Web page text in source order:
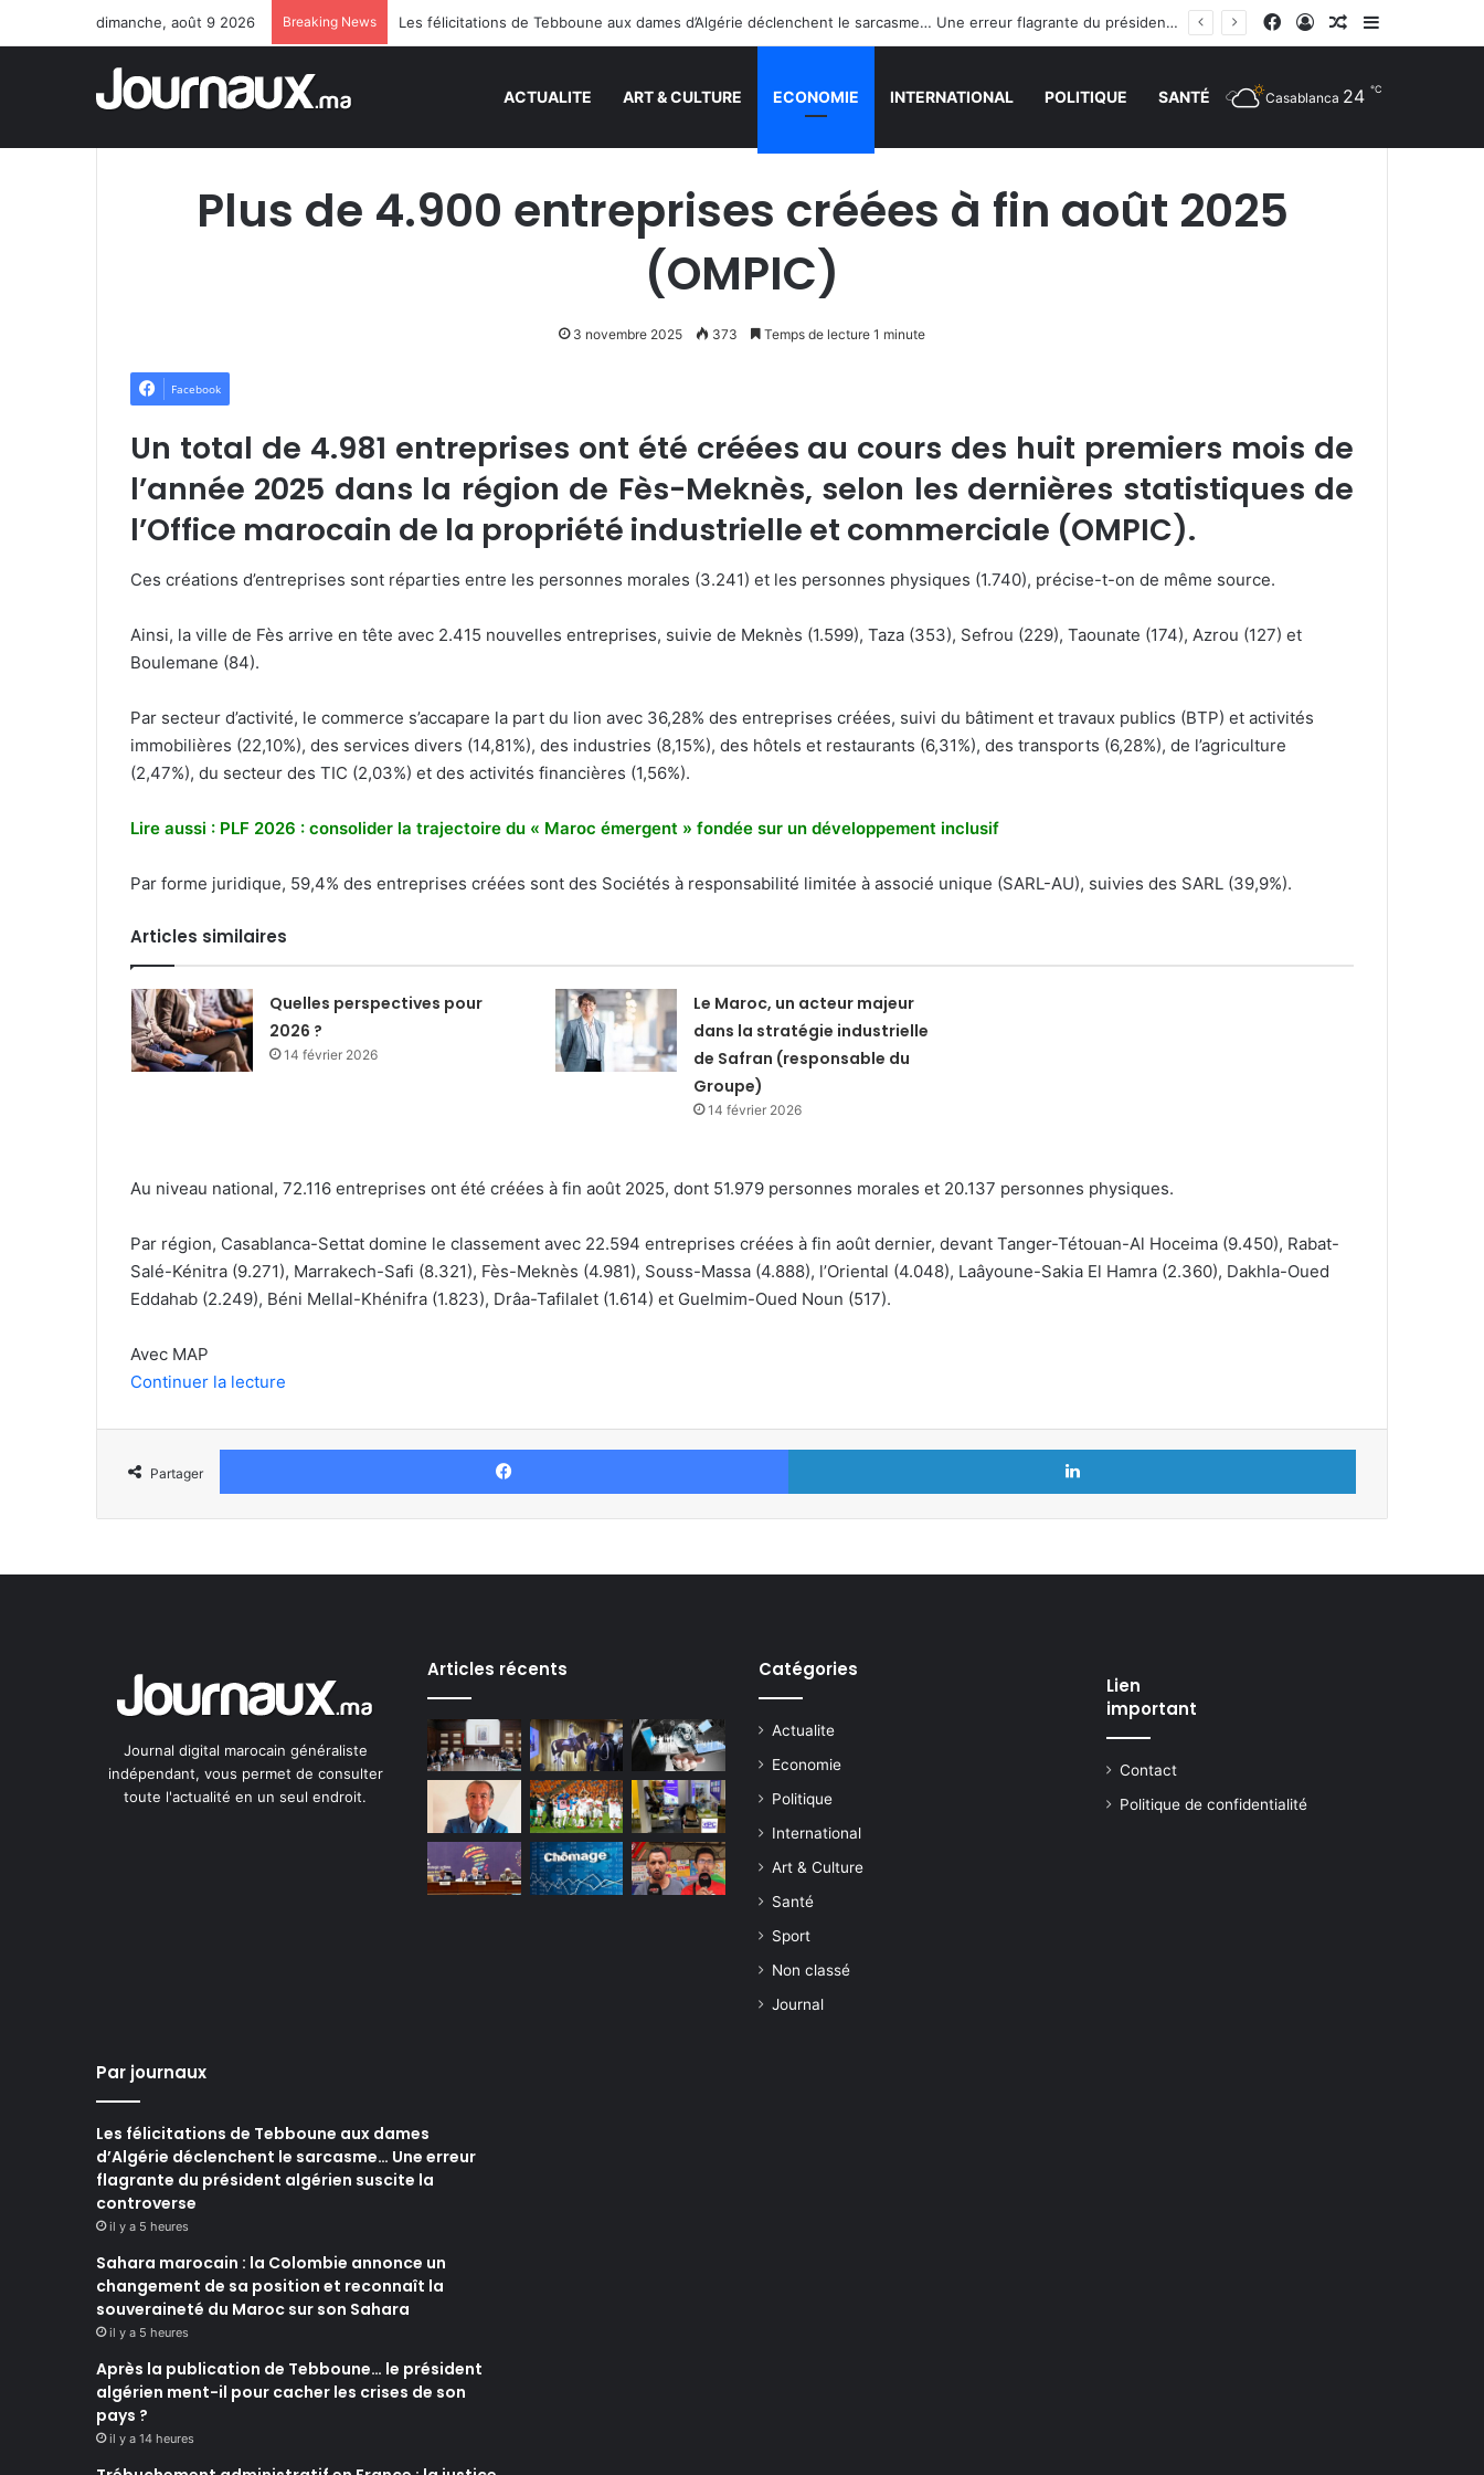
dimanche, août 9 2026 Breaking News Les félicitations de Tebboune aux dames d’Algérie déclenchent le sarcasme… Une erreur flagrante du président algérien suscite la controverse Facebook
Connexion
Article Aléatoire
Sidebar
ACTUALITE ART & CULTURE ECONOMIE INTERNATIONAL POLITIQUE SANTÉ Casablanca 24 ℃
Plus de 4.900 entreprises créées à fin août 2025
(OMPIC)
3 novembre 2025 373 Temps de lecture 1 minute
Facebook
Un total de 4.981 entreprises ont été créées au cours des huit premiers mois de
l’année 2025 dans la région de Fès-Meknès, selon les dernières statistiques de
l’Office marocain de la propriété industrielle et commerciale (OMPIC).
Ces créations d’entreprises sont réparties entre les personnes morales (3.241) et les personnes physiques (1.740), précise-t-on de même source.
Ainsi, la ville de Fès arrive en tête avec 2.415 nouvelles entreprises, suivie de Meknès (1.599), Taza (353), Sefrou (229), Taounate (174), Azrou (127) et
Boulemane (84).
Par secteur d’activité, le commerce s’accapare la part du lion avec 36,28% des entreprises créées, suivi du bâtiment et travaux publics (BTP) et activités
immobilières (22,10%), des services divers (14,81%), des industries (8,15%), des hôtels et restaurants (6,31%), des transports (6,28%), de l’agriculture
(2,47%), du secteur des TIC (2,03%) et des activités financières (1,56%).
Lire aussi : PLF 2026 : consolider la trajectoire du « Maroc émergent » fondée sur un développement inclusif
Par forme juridique, 59,4% des entreprises créées sont des Sociétés à responsabilité limitée à associé unique (SARL-AU), suivies des SARL (39,9%).
Articles similaires
Quelles perspectives pour
2026 ?
14 février 2026
Le Maroc, un acteur majeur
dans la stratégie industrielle
de Safran (responsable du
Groupe)
14 février 2026
Au niveau national, 72.116 entreprises ont été créées à fin août 2025, dont 51.979 personnes morales et 20.137 personnes physiques.
Par région, Casablanca-Settat domine le classement avec 22.594 entreprises créées à fin août dernier, devant Tanger-Tétouan-Al Hoceima (9.450), Rabat-
Salé-Kénitra (9.271), Marrakech-Safi (8.321), Fès-Meknès (4.981), Souss-Massa (4.888), l’Oriental (4.048), Laâyoune-Sakia El Hamra (2.360), Dakhla-Oued
Eddahab (2.249), Béni Mellal-Khénifra (1.823), Drâa-Tafilalet (1.614) et Guelmim-Oued Noun (517).
Avec MAP
Continuer la lecture
Partager
Facebook Linkedin
Journal digital marocain généraliste
indépendant, vous permet de consulter
toute l'actualité en un seul endroit.
Articles récents Catégories
Actualite
Economie
Politique
International
Art & Culture
Santé
Sport
Non classé
Journal
Lien
important
Contact
Politique de confidentialité
Par journaux
Les félicitations de Tebboune aux dames
d’Algérie déclenchent le sarcasme… Une erreur
flagrante du président algérien suscite la
controverse
il y a 5 heures
Sahara marocain : la Colombie annonce un
changement de sa position et reconnaît la
souveraineté du Maroc sur son Sahara
il y a 5 heures
Après la publication de Tebboune… le président
algérien ment-il pour cacher les crises de son
pays ?
il y a 14 heures